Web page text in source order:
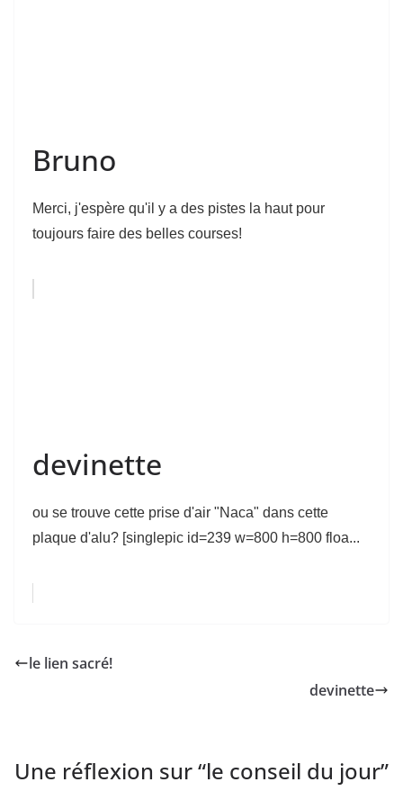
Bruno
Merci, j'espère qu'il y a des pistes la haut pour
toujours faire des belles courses!
devinette
ou se trouve cette prise d'air "Naca" dans cette
plaque d'alu? [singlepic id=239 w=800 h=800 floa...
le lien sacré!
devinette
Une réflexion sur “le conseil du jour”